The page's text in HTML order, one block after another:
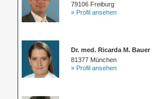
79106 Freiburg
» Profil ansehen
Dr. med. Ricarda M. Bauer
81377 München
» Profil ansehen